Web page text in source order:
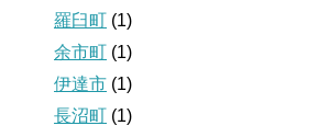
羅臼町 (1)
余市町 (1)
伊達市 (1)
長沼町 (1)